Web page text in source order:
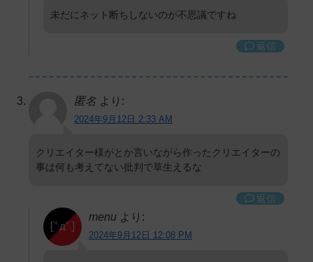
未だにネット断ちしないのが不思議ですね
返信
匿名 より:
2024年9月12日 2:33 AM
クリエイター様がとか言いながら作ったクリエイターの
事は何も考えてない批判で草生えるな
返信
menu より:
2024年9月12日 12:08 PM